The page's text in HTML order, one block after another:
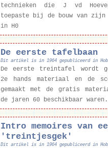
technieken die J vd
toepaste bij de bouw van zijn
in H0
De eerste tafelbaan
Dit artikel is in 1964 gepubliceerd in
De eerste treintafel wordt
2e hands materiaal en de
gemaakt met de gratis
de jaren 60 beschikbaar waren.
Intro memoires van
'treintjesgek'
Dit artikel is in 1964 gepubliceerd in